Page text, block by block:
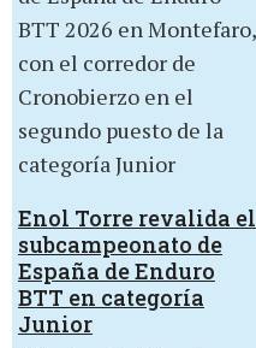
Enol Torre revalida el
subcampeonato de
España de Enduro
BTT en categoría
Junior